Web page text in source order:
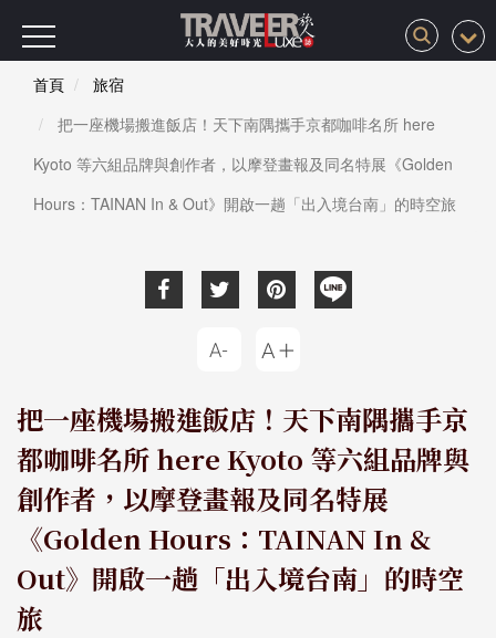
首頁
旅宿
把一座機場搬進飯店！天下南隅攜手京都咖啡名所 here
Kyoto 等六組品牌與創作者，以摩登畫報及同名特展《Golden
Hours：TAINAN In & Out》開啟一趟「出入境台南」的時空旅
把一座機場搬進飯店！天下南隅攜手京
都咖啡名所 here Kyoto 等六組品牌與
創作者，以摩登畫報及同名特展
《Golden Hours：TAINAN In &
Out》開啟一趟「出入境台南」的時空
旅